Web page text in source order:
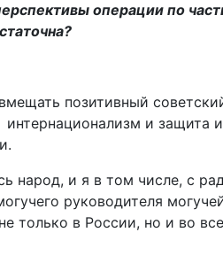
операции по
позитивный
и защита
народ, и я в том числе, с
руководителя
только в России, но и во